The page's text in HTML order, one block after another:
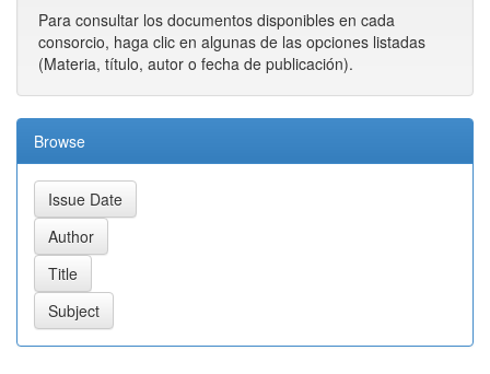
Para consultar los documentos disponibles en cada
consorcio, haga clic en algunas de las opciones listadas
(Materia, título, autor o fecha de publicación).
Browse